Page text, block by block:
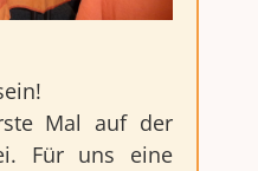
Mal auf der
Für uns eine